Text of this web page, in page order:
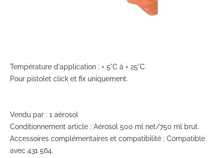
to
the
beginning
images
gallery
Température d'application : + 5°C à + 25°C.
Pour pistolet click et fix uniquement.
Vendu par : 1 aérosol
Conditionnement article : Aérosol 500 ml net/750 ml brut.
Accessoires complémentaires et compatibilité : Compatible
avec 431 564.